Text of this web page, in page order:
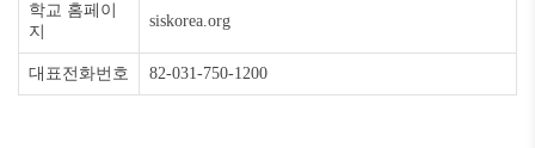
학교 홈페이
지
siskorea.org
대표전화번호 82-031-750-1200